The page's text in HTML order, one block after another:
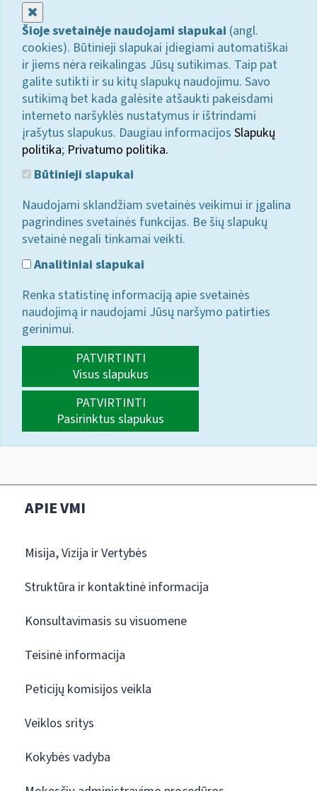
Šioje svetainėje naudojami slapukai (angl.
cookies). Būtinieji slapukai įdiegiami automatiškai
ir jiems nėra reikalingas Jūsų sutikimas. Taip pat
galite sutikti ir su kitų slapukų naudojimu. Savo
sutikimą bet kada galėsite atšaukti pakeisdami
interneto naršyklės nustatymus ir ištrindami
įrašytus slapukus. Daugiau informacijos Slapukų
politika; Privatumo politika.
Būtinieji slapukai
Naudojami sklandžiam svetainės veikimui ir įgalina
pagrindines svetainės funkcijas. Be šių slapukų
svetainė negali tinkamai veikti.
Analitiniai slapukai
Renka statistinę informaciją apie svetainės
naudojimą ir naudojami Jūsų naršymo patirties
gerinimui.
PATVIRTINTI
Visus slapukus
PATVIRTINTI
Pasirinktus slapukus
APIE VMI
Misija, Vizija ir Vertybės
Struktūra ir kontaktinė informacija
Konsultavimasis su visuomene
Teisinė informacija
Peticijų komisijos veikla
Veiklos sritys
Kokybės vadyba